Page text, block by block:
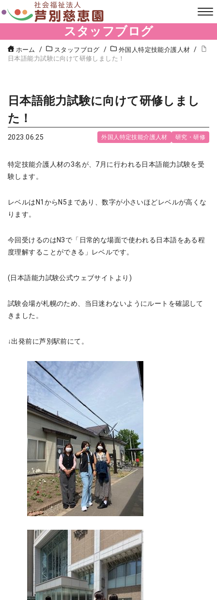
スタッフブログ
ホーム スタッフブログ
外国人特定技能介護人材
日本語能力試験に向けて研修しました！
日本語能力試験に向けて研修しまし
た！
2023.06.25 外国人特定技能介護人材 研究・研修
特定技能介護人材の3名が、7月に行われる日本語能力試験を受
験します。
レベルはN1からN5まであり、数字が小さいほどレベルが高くな
ります。
今回受けるのはN3で「日常的な場面で使われる日本語をある程
度理解することができる」レベルです。
(日本語能力試験公式ウェブサイトより)
試験会場が札幌のため、当日迷わないようにルートを確認して
きました。
↓出発前に芦別駅前にて。